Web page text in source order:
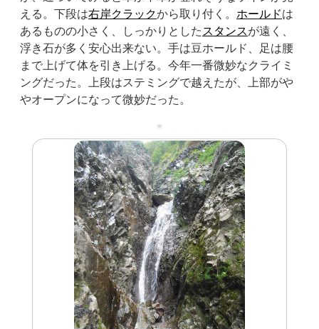
える。下段は右岸クラックから取り付く。 ホールドは
あるものの小さく、しっかりとした スタンスが遠く、
浮き石が多く安心出来ない。手は豆ホールド、足は腰
まで上げて体を引き上げる。今年一番微妙なクライミ
ングだった。上段はステミングで越えたが、上部がや
やオープンになって微妙だった。